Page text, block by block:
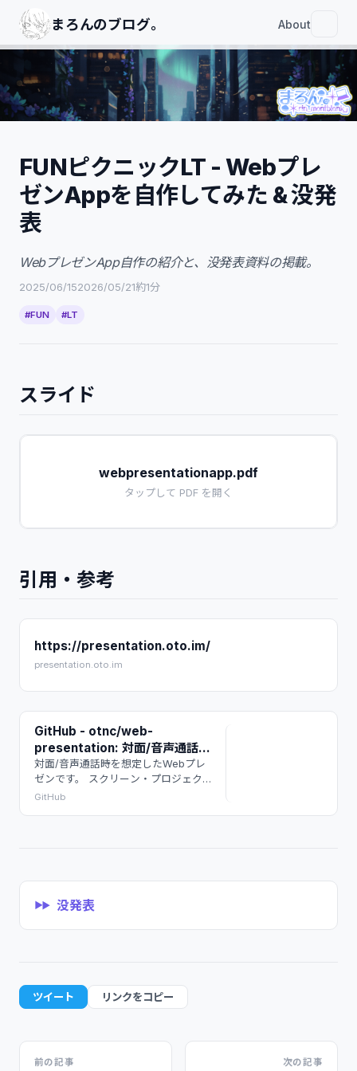
まろんのブログ｡ About
FUNピクニックLT - Webプレ
ゼンAppを自作してみた & 没発
表
WebプレゼンApp自作の紹介と、没発表資料の掲載。
2025/06/152026/05/21約1分
#FUN #LT
スライド
webpresentationapp.pdf
タップして PDF を開く
引用・参考
https://presentation.oto.im/
presentation.oto.im
GitHub - otnc/web-
presentation: 対面/音声通話時
を想定したWebプレゼンです。
スクリーン・プロジェクターや
モニターがない時に使えます。
Zoomなどよりは軽量で動作が
対面/音声通話時を想定したWebプレ
ゼンです。 スクリーン・プロジェク
ターやモニターがない時に使えます。
GitHub
没発表
ツイート リンクをコピー
前の記事 次の記事
FUNピクニックLT - WebプレゼンAppを
自作してみた & 没発表
引用・参考
没発表